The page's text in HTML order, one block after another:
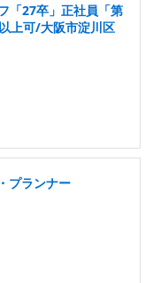
「27卒」正社員「第
上可/大阪市淀川区
プランナー